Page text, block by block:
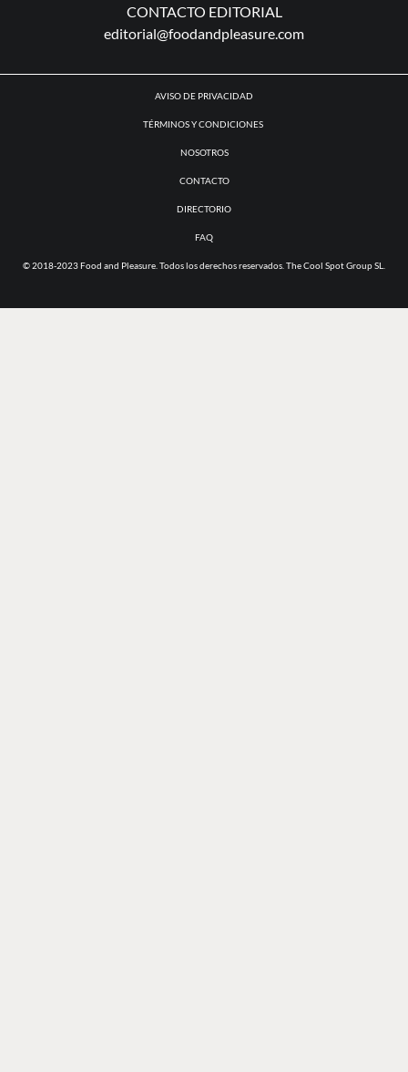
AVISO DE PRIVACIDAD
TÉRMINOS Y CONDICIONES
CONTACTO
DIRECTORIO
FAQ
© 2018-2023 Food and Pleasure. Todos los derechos reservados. The Cool Spot Group SL.